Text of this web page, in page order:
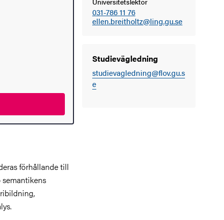
031-786 11 76
ellen.breitholtz@ling.gu.se
Studievägledning
studievagledning@flov.gu.s
e
förhållande till